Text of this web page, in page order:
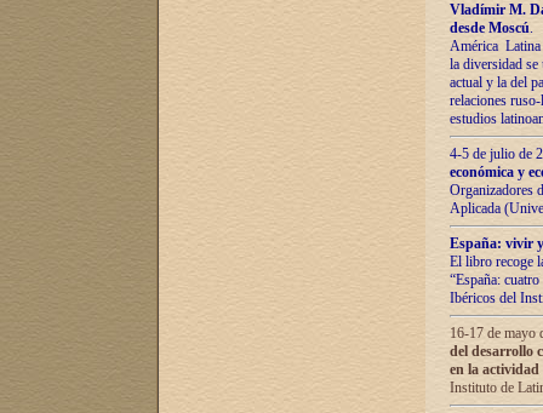
Vladímir М.
desde Moscú.
América Latina
la diversidad
actual у lа del
relaciones
estudios
4-5 de julio de
económica y
Organizadores
Aplicada
España: vivir
El libro recoge
“España:
Ibéricos del
16-17 de mayo
del desarrollo
en la
Instituto de